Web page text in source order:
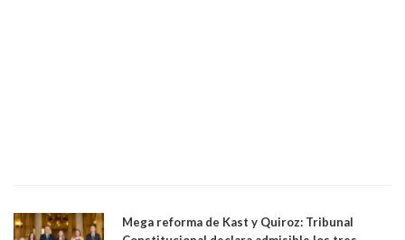
Mega reforma de Kast y Quiroz: Tribunal